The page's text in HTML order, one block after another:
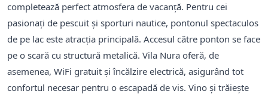
completează perfect atmosfera de vacanță. Pentru cei
pasionați de pescuit și sporturi nautice, pontonul spectaculos
de pe lac este atracția principală. Accesul către ponton se face
pe o scară cu structură metalică. Vila Nura oferă, de
asemenea, WiFi gratuit și încălzire electrică, asigurând tot
confortul necesar pentru o escapadă de vis. Vino și trăiește